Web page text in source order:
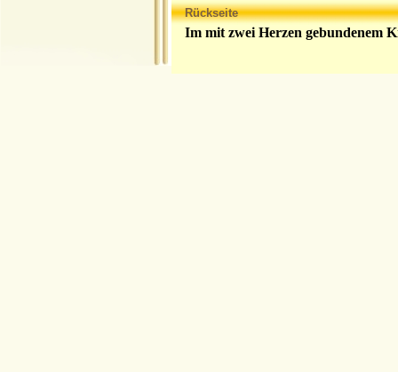
Rückseite
Im mit zwei Herzen gebundenem